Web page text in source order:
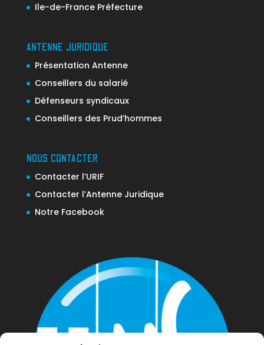
Ile-de-France Préfecture
ANTENNE JURIDIQUE
Présentation Antenne
Conseillers du salarié
Défenseurs syndicaux
Conseillers des Prud’hommes
NOUS CONTACTER
Contacter l’URIF
Contacter l’Antenne Juridique
Notre Facebook